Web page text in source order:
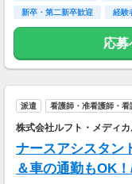
新卒・第二新卒歓迎
経験
応募
派遣 看護師・准看護師・看
株式会社ルフト・メディ
ナースアシスタン
＆車の通勤もOK